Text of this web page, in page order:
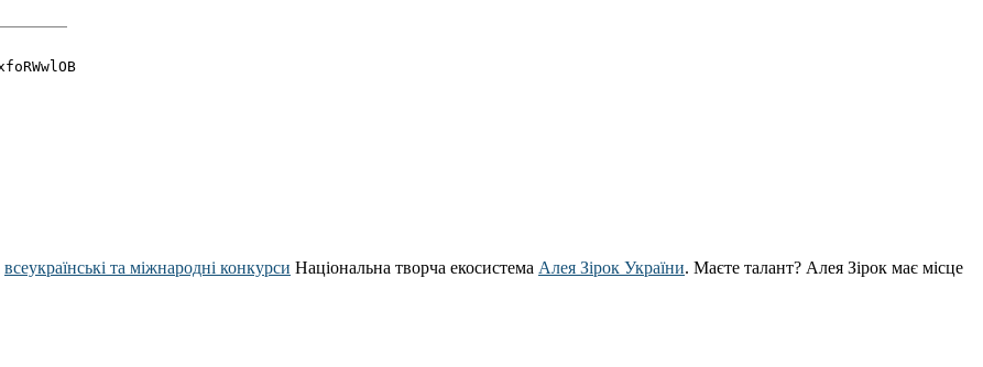
всеукраїнські та міжнародні конкурси Національна творча екосистема Алея Зірок України. Маєте талант? Алея Зірок має місце